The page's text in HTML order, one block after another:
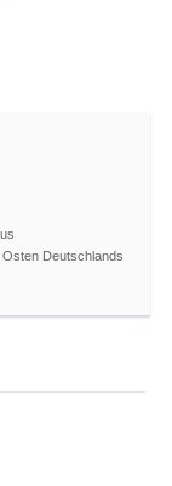
Deutschlands